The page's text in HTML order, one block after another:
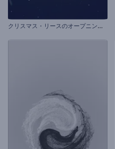
ク
リスマス・リースのオープニング動画